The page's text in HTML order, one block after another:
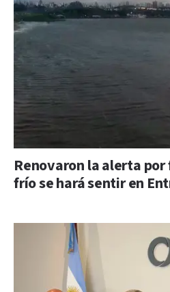
Renovaron la alerta
frío se hará sentir en